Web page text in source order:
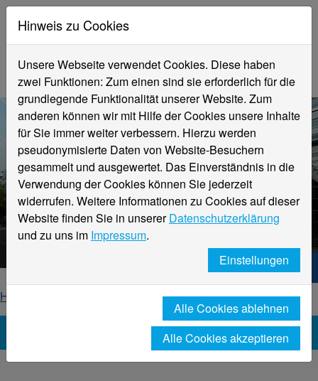
Aktuelle Meldungen
Hochschule Niederrhein
Hochschule Niederrhein. Dein Weg.
Home
News-Detailseite
Hinweis zu Cookies
Unsere Webseite verwendet Cookies. Diese haben
zwei Funktionen: Zum einen sind sie erforderlich für die
grundlegende Funktionalität unserer Website. Zum
anderen können wir mit Hilfe der Cookies unsere Inhalte
für Sie immer weiter verbessern. Hierzu werden
pseudonymisierte Daten von Website-Besuchern
gesammelt und ausgewertet. Das Einverständnis in die
Verwendung der Cookies können Sie jederzeit
widerrufen. Weitere Informationen zu Cookies auf dieser
Website finden Sie in unsererDatenschutzerklärung
und zu uns im Impressum.
Einstellungen
Alle Cookies ablehnen
Alle Cookies akzeptieren